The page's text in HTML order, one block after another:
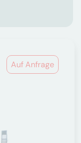
Auf Anfrage